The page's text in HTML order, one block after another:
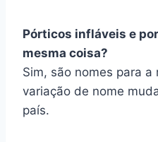
Pórticos infláveis e
mesma coisa?
Sim, são nomes para
variação de nome
país.